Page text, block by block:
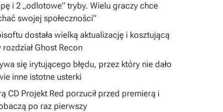
i 2 „odlotowe” tryby. Wielu graczy chce
swojej społeczności”
dostała wielką aktualizację i kosztującą
Ghost Recon
się irytującego błędu, przez który nie dało
inne istotne usterki
CD Projekt Red porzucił przed premierą i
po raz pierwszy